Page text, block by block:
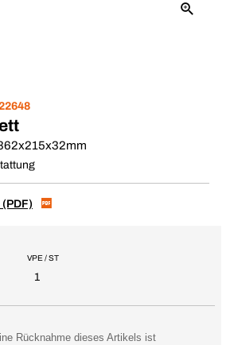
VPE / ST
1
Rücknahme dieses Artikels ist